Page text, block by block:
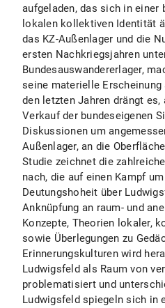
aufgeladen, das sich in einer
lokalen kollektiven Identität
das KZ-Außenlager und die
ersten Nachkriegsjahren
Bundesauswandererlager,
seine materielle
den letzten Jahren drängt
Verkauf der bundeseigenen
Diskussionen um
Außenlager, an die
Studie zeichnet die
nach, die auf einen Kampf
Deutungshoheit über
Anknüpfung an raum- und
Konzepte, Theorien lokaler,
sowie Überlegungen zu
Erinnerungskulturen wird
Ludwigsfeld als Raum von
problematisiert und
Ludwigsfeld spiegeln sich in